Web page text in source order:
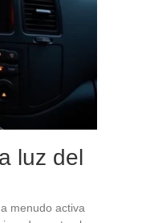
luz del
menudo activa